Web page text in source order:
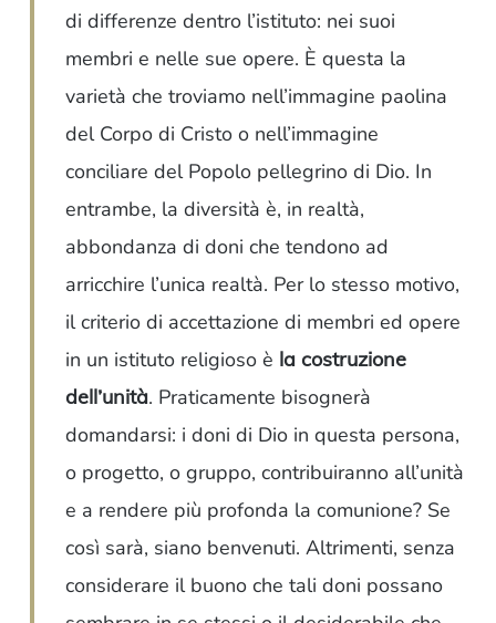
di differenze dentro l’istituto: nei suoi
membri e nelle sue opere. È questa la
varietà che troviamo nell’immagine paolina
del Corpo di Cristo o nell’immagine
conciliare del Popolo pellegrino di Dio. In
entrambe, la diversità è, in realtà,
abbondanza di doni che tendono ad
arricchire l’unica realtà. Per lo stesso motivo,
il criterio di accettazione di membri ed opere
in un istituto religioso è la costruzione
dell’unità. Praticamente bisognerà
domandarsi: i doni di Dio in questa persona,
o progetto, o gruppo, contribuiranno all’unità
e a rendere più profonda la comunione? Se
così sarà, siano benvenuti. Altrimenti, senza
considerare il buono che tali doni possano